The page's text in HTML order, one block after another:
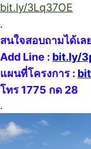
bit.ly/3Lq37OE
.
สนใจสอบถามได้เล
Add Line : bit.ly/
แผนที่โครงการ :
โทร 1775 กด 28
.